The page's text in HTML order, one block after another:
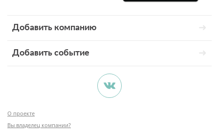
Добавить компанию
Добавить событие
О проекте
Вы владелец компании?